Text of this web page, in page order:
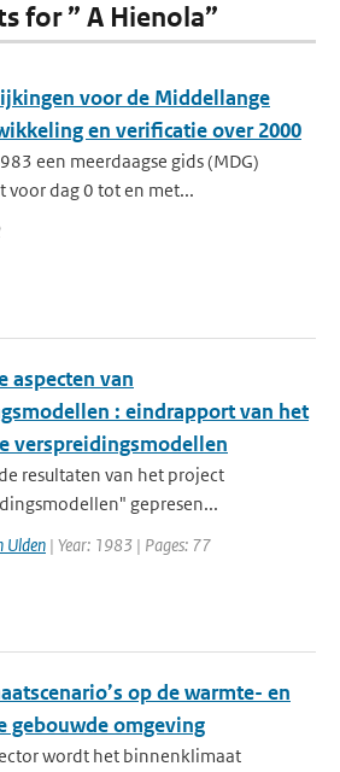
for ” A Hienola”
voor de Middellange
en verificatie over 2000
een meerdaagse gids (MDG)
dag 0 tot en met...
aspecten van
: eindrapport van het
verspreidingsmodellen
resultaten van het project
gepresen...
Ulden | Year: 1983 | Pages: 77
op de warmte- en
gebouwde omgeving
wordt het binnenklimaat